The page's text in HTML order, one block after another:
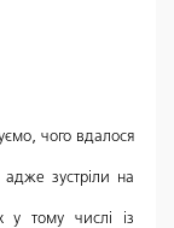
чого вдалося
зустріли на
у тому числі із